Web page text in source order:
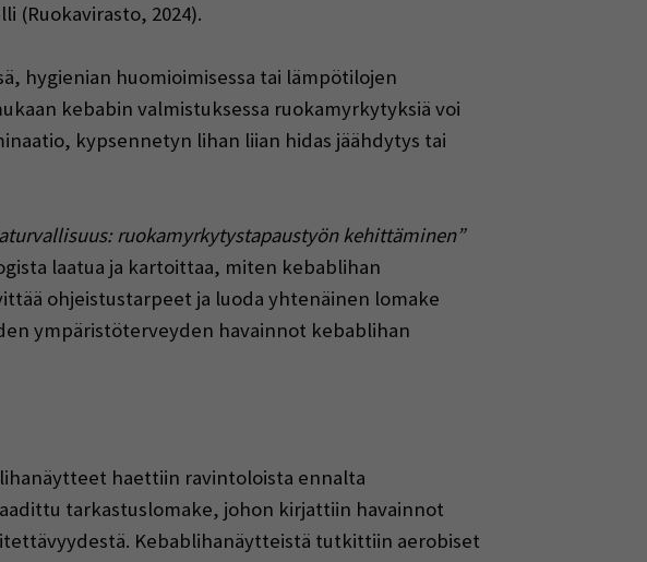
(Ruokavirasto, 2024).
hygienian huomioimisessa tai lämpötilojen
kebabin valmistuksessa ruokamyrkytyksiä voi
kypsennetyn lihan liian hidas jäähdytys tai
ruokamyrkytystapaustyön kehittäminen”
laatua ja kartoittaa, miten kebablihan
ohjeistustarpeet ja luoda yhtenäinen lomake
ympäristöterveyden havainnot kebablihan
haettiin ravintoloista ennalta
tarkastuslomake, johon kirjattiin havainnot
Kebablihanäytteistä tutkittiin aerobiset